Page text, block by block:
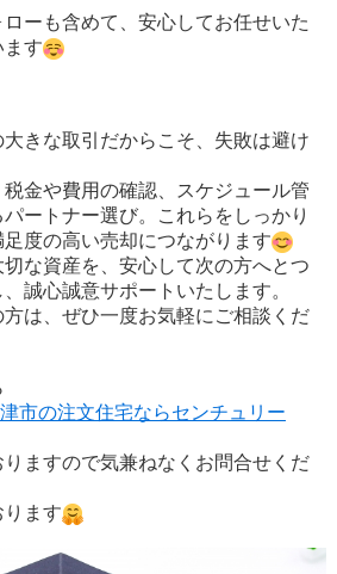
ーも含めて、安心してお任せいた
ます
きな取引だからこそ、失敗は避け
金や費用の確認、スケジュール管
ートナー選び。これらをしっかり
度の高い売却につながります
な資産を、安心して次の方へとつ
誠心誠意サポートいたします。
は、ぜひ一度お気軽にご相談くだ
市の注文住宅ならセンチュリー
ますので気兼ねなくお問合せくだ
ます